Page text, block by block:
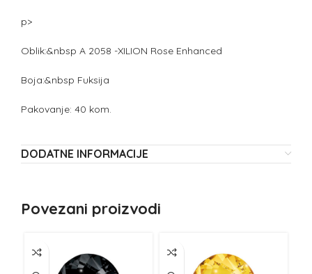
p>
Oblik:&nbsp A 2058 -XILION Rose Enhanced
Boja:&nbsp Fuksija
Pakovanje: 40 kom.
DODATNE INFORMACIJE
Povezani proizvodi